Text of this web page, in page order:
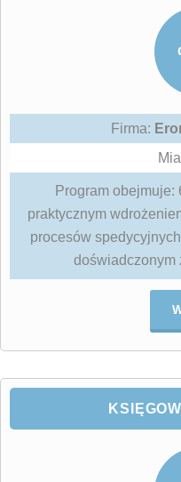
Firma:
Program obejmuje:
praktycznym
procesów
doświadczonym